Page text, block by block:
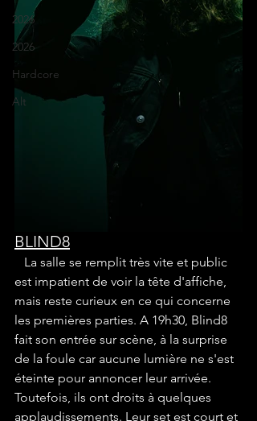
2026
2026
Hardcore
Alt
BLIND8
est impatient de voir la tête d'affiche,
mais reste curieux en ce qui concerne
les premières parties. A 19h30, Blind8
fait son entrée sur scène, à la surprise
de la foule car aucune lumière ne s'est
éteinte pour annoncer leur arrivée.
Toutefois, ils ont droits à quelques
applaudissements. Leur set est court et